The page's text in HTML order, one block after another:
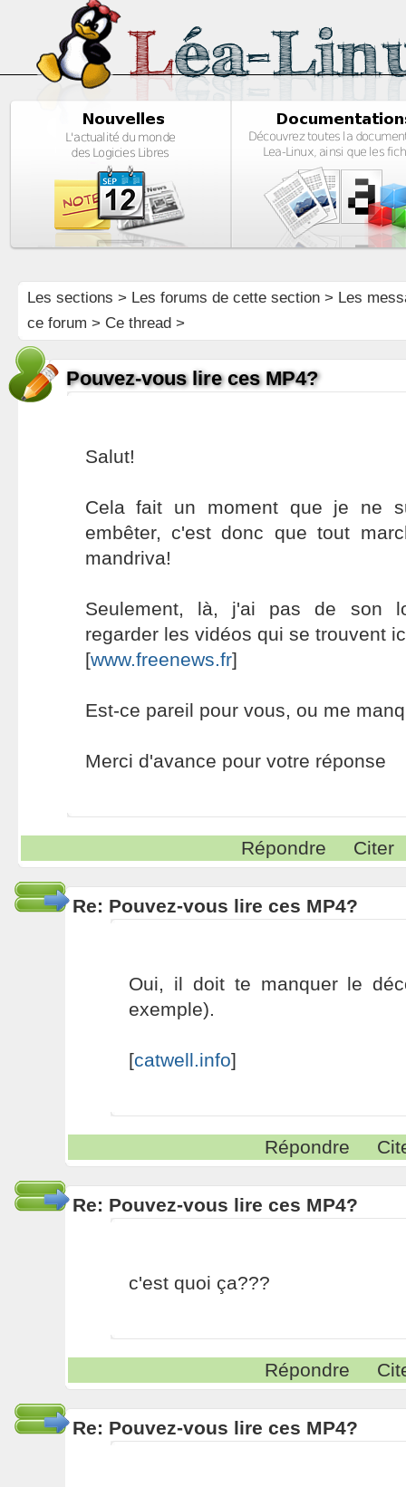
Les sections > Les forums de cette section> Les
ce forum > Ce thread >
Pouvez-vous lire ces MP4?
Salut!
Cela fait un moment que je ne
embêter, c'est donc que tout
mandriva!
Seulement, là, j'ai pas de son
regarder les vidéos qui se trouvent
[www.freenews.fr]
Est-ce pareil pour vous, ou me
Merci d'avance pour votre réponse
Répondre Citer
Re: Pouvez-vous lire ces MP4?
Oui, il doit te manquer le
exemple).
[catwell.info]
Répondre
Re: Pouvez-vous lire ces MP4?
c'est quoi ça???
Répondre
Re: Pouvez-vous lire ces MP4?